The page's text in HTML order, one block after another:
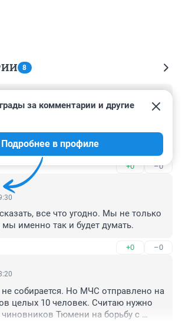
8
с поста при ликвидации гриппа
Боровская!!! При чём тут
и пост ветеринарного
+0 –0
за комментарии и другие
Подробнее в профиле
все что угодно. Мы не только
именно так и будет думать.
+0 –0
собирается. Но МЧС отправлено на
целых 10 человек. Считаю нужно
чиновников Тюмени на борьбу с